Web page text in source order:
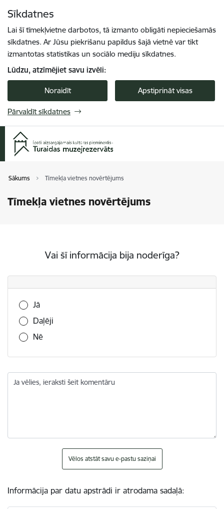
Sīkdatnes
Lai šī tīmekļvietne darbotos, tā izmanto obligāti nepieciešamās
sīkdatnes. Ar Jūsu piekrišanu papildus šajā vietnē var tikt
izmantotas statistikas un sociālo mediju sīkdatnes.
Lūdzu, atzīmējiet savu izvēli:
Noraidīt Apstiprināt visas
Pārvaldīt sīkdatnes
Sākums Tīmekļa vietnes novērtējums
Tīmekļa vietnes novērtējums
Vai šī informācija bija noderīga?
Vai šī informācija bija noderīga?
Jā
Daļēji
Nē
Ja vēlies, ieraksti šeit komentāru
Vēlos atstāt savu e-pastu saziņai
Informācija par datu apstrādi ir atrodama sadaļā: